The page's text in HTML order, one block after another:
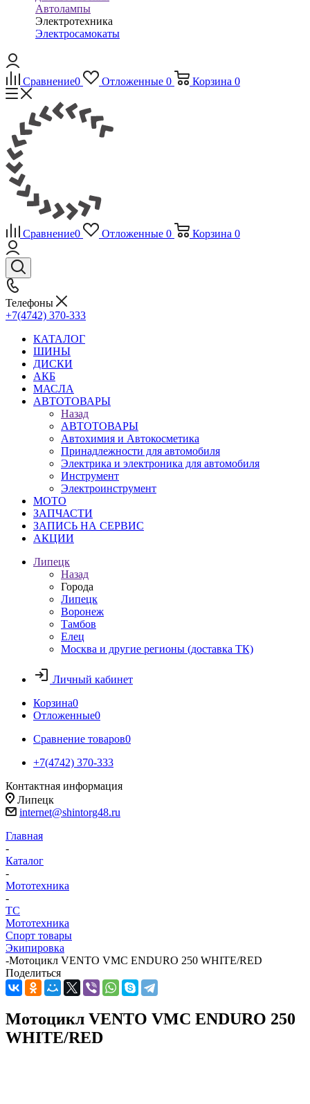
Автолампы
Электротехника
Электросамокаты
Сравнение0 Отложенные 0 Корзина 0
Сравнение0 Отложенные 0 Корзина 0
Телефоны
+7(4742) 370-333
КАТАЛОГ
ШИНЫ
ДИСКИ
АКБ
МАСЛА
АВТОТОВАРЫ
Назад
АВТОТОВАРЫ
Автохимия и Автокосметика
Принадлежности для автомобиля
Электрика и электроника для автомобиля
Инструмент
Электроинструмент
МОТО
ЗАПЧАСТИ
ЗАПИСЬ НА СЕРВИС
АКЦИИ
Липецк
Назад
Города
Липецк
Воронеж
Тамбов
Елец
Москва и другие регионы (доставка ТК)
Личный кабинет
Корзина0
Отложенные0
Сравнение товаров0
+7(4742) 370-333
Контактная информация
Липецк
internet@shintorg48.ru
Главная
-
Каталог
-
Мототехника
-
ТС
Мототехника
Спорт товары
Экипировка
-Мотоцикл VENTO VMC ENDURO 250 WHITE/RED
Поделиться
Мотоцикл VENTO VMC ENDURO 250
WHITE/RED